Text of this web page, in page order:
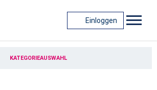
Einloggen
KATEGORIEAUSWAHL